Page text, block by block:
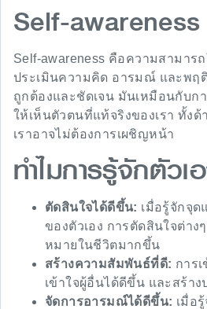
Self-awareness
Self-awareness คือความสามาร
ประเมินความคิด อารมณ์ และพฤ
ถูกต้องและชัดเจน มันเหมือนกับก
ให้เห็นตัวตนที่แท้จริงของเรา ทั้ง
เราอาจไม่ต้องการเผชิญหน้า
ทำไมการรู้จักตัว
ตัดสินใจได้ดีขึ้น: เมื่อรู้จักจุ
ของตัวเอง การตัดสินใจต่าง
หมายในชีวิตมากขึ้น
สร้างความสัมพันธ์ที่ดี: การเ
เข้าใจผู้อื่นได้ดีขึ้น และสร้า
จัดการอารมณ์ได้ดีขึ้น: เมื่อ